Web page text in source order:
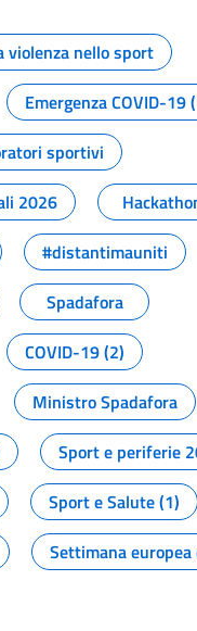
della
violenza nello sport
Emergenza COVID-19
sportivi
2026
#distantimauniti
Spadafora
COVID-19 (2)
Ministro Spadafora
Sport e periferie
Sport e Salute (1)
Settimana